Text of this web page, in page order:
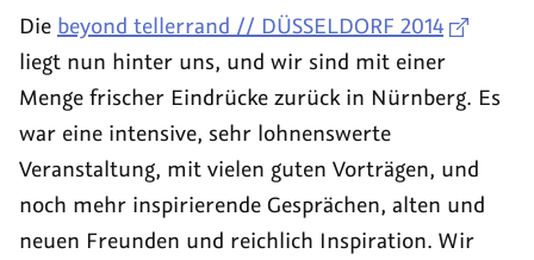
Die beyond tellerrand // DÜSSELDORF 2014
liegt nun hinter uns, und wir sind mit einer
Menge frischer Eindrücke zurück in Nürnberg. Es
war eine intensive, sehr lohnenswerte
Veranstaltung, mit vielen guten Vorträgen, und
noch mehr inspirierende Gesprächen, alten und
neuen Freunden und reichlich Inspiration. Wir